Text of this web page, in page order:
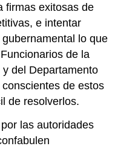
firmas exitosas de
e intentar
lo que
de la
del Departamento
de estos
de resolverlos.
las autoridades